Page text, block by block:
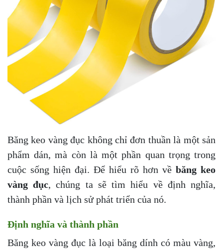
Băng keo vàng đục không chỉ đơn thuần là một sản
phẩm dán, mà còn là một phần quan trọng trong
cuộc sống hiện đại. Để hiểu rõ hơn về băng keo
vàng đục, chúng ta sẽ tìm hiểu về định nghĩa,
thành phần và lịch sử phát triển của nó.
Định nghĩa và thành phần
Băng keo vàng đục là loại băng dính có màu vàng,